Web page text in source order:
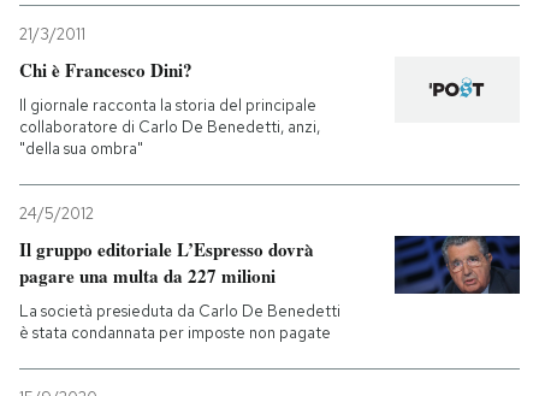
21/3/2011
Chi è Francesco Dini?
Il giornale racconta la storia del principale
collaboratore di Carlo De Benedetti, anzi,
"della sua ombra"
24/5/2012
Il gruppo editoriale L’Espresso dovrà
pagare una multa da 227 milioni
La società presieduta da Carlo De Benedetti
è stata condannata per imposte non pagate